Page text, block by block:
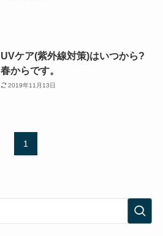
UVケア(紫外線対策)はいつから?
春からです。
2019年11月13日
1